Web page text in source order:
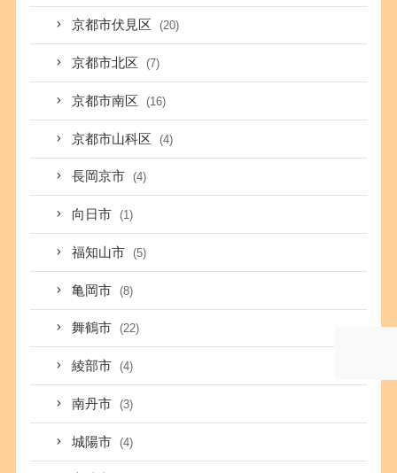
京都市伏見区 (20)
京都市北区 (7)
京都市南区 (16)
京都市山科区 (4)
長岡京市 (4)
向日市 (1)
福知山市 (5)
亀岡市 (8)
舞鶴市 (22)
綾部市 (4)
南丹市 (3)
城陽市 (4)